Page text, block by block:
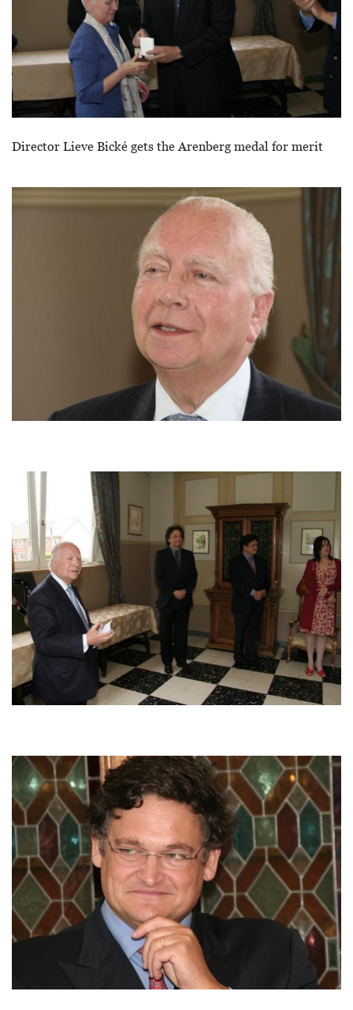
Director Lieve Bické gets the Arenberg medal for merit
Image
Image